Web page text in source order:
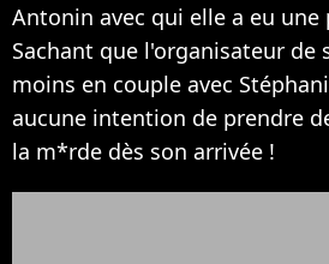
Antonin avec qui elle a eu
Sachant que l'organisateur de
moins en couple avec
aucune intention de prendre
la m*rde dès son arrivée !